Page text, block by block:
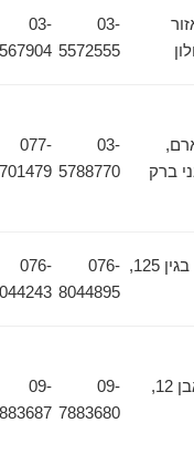
5572555
5567904
5788770
077-
4701479
דרך מנחם בגין 125, 076-
8044895
076-
8044243
שד' אבא אבן 12,
7883680
7883687